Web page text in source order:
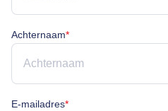
Achternaam*Achternaam is verplicht
E-mailadres*E-mailadres is verplicht